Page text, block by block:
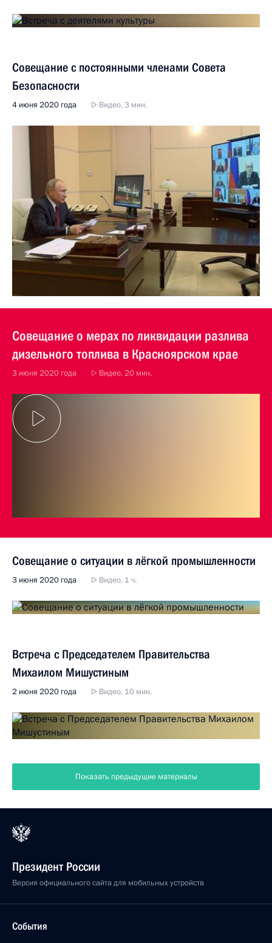
Совещание с постоянными членами Совета
Безопасности
4 июня 2020 года Видео, 3 мин.
Совещание о мерах по ликвидации разлива
дизельного топлива в Красноярском крае
3 июня 2020 года Видео, 20 мин.
Совещание о ситуации в лёгкой промышленности
3 июня 2020 года Видео, 1 ч.
Встреча с Председателем Правительства
Михаилом Мишустиным
2 июня 2020 года Видео, 10 мин.
Показать предыдущие материалы
Президент России
Версия официального сайта для мобильных устройств
События